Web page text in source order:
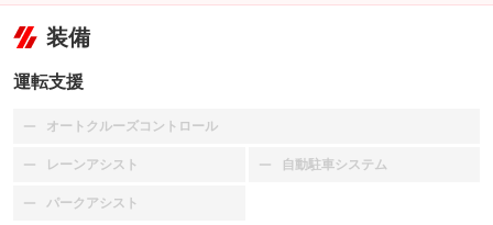
装備
運転支援
オートクルーズコントロール
：装備なし
レーンアシスト
：装備なし 自動駐車システム
：装備なし
パークアシスト
：装備なし